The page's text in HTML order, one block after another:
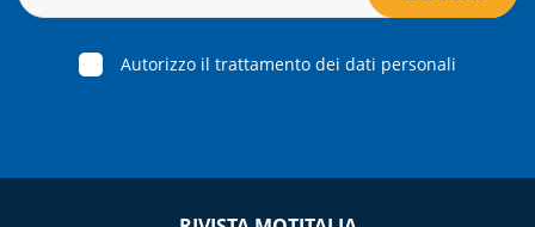
Autorizzo il trattamento dei dati personali